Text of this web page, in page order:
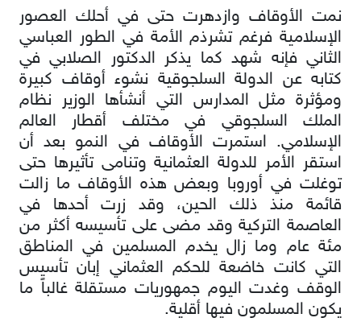
نمت الأوقاف وازدهرت حتى في أحلك العصور
الإسلامية فرغم تشرذم الأمة في الطور العباسي
الثاني فإنه شهد كما يذكر الدكتور الصلابي في
كتابه عن الدولة السلجوقية نشوء أوقاف كبيرة
ومؤثرة مثل المدارس التي أنشأها الوزير نظام
الملك السلجوقي في مختلف أقطار العالم
الإسلامي. استمرت الأوقاف في النمو بعد أن
استقر الأمر للدولة العثمانية وتنامى تأثيرها حتى
توغلت في أوروبا وبعض هذه الأوقاف ما زالت
قائمة منذ ذلك الحين، وقد زرت أحدها في
العاصمة التركية وقد مضى على تأسيسه أكثر من
مئة عام وما زال يخدم المسلمين في المناطق
التي كانت خاضعة للحكم العثماني إبان تأسيس
الوقف وغدت اليوم جمهوريات مستقلة غالباً ما
يكون المسلمون فيها أقلية.